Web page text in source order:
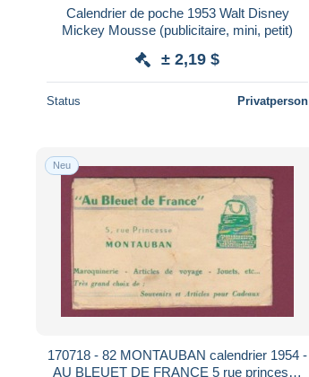
Calendrier de poche 1953 Walt Disney
Mickey Mousse (publicitaire, mini, petit)
± 2,19 $
Status Privatperson
Neu
170718 - 82 MONTAUBAN calendrier 1954 -
AU BLEUET DE FRANCE 5 rue princesse